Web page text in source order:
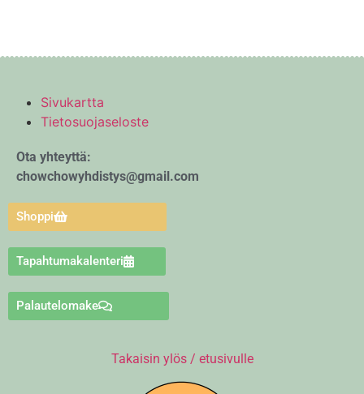
Sivukartta
Tietosuojaseloste
Ota yhteyttä:
chowchowyhdistys@gmail.com
Shoppi
Tapahtumakalenteri
Palautelomake
Takaisin ylös / etusivulle